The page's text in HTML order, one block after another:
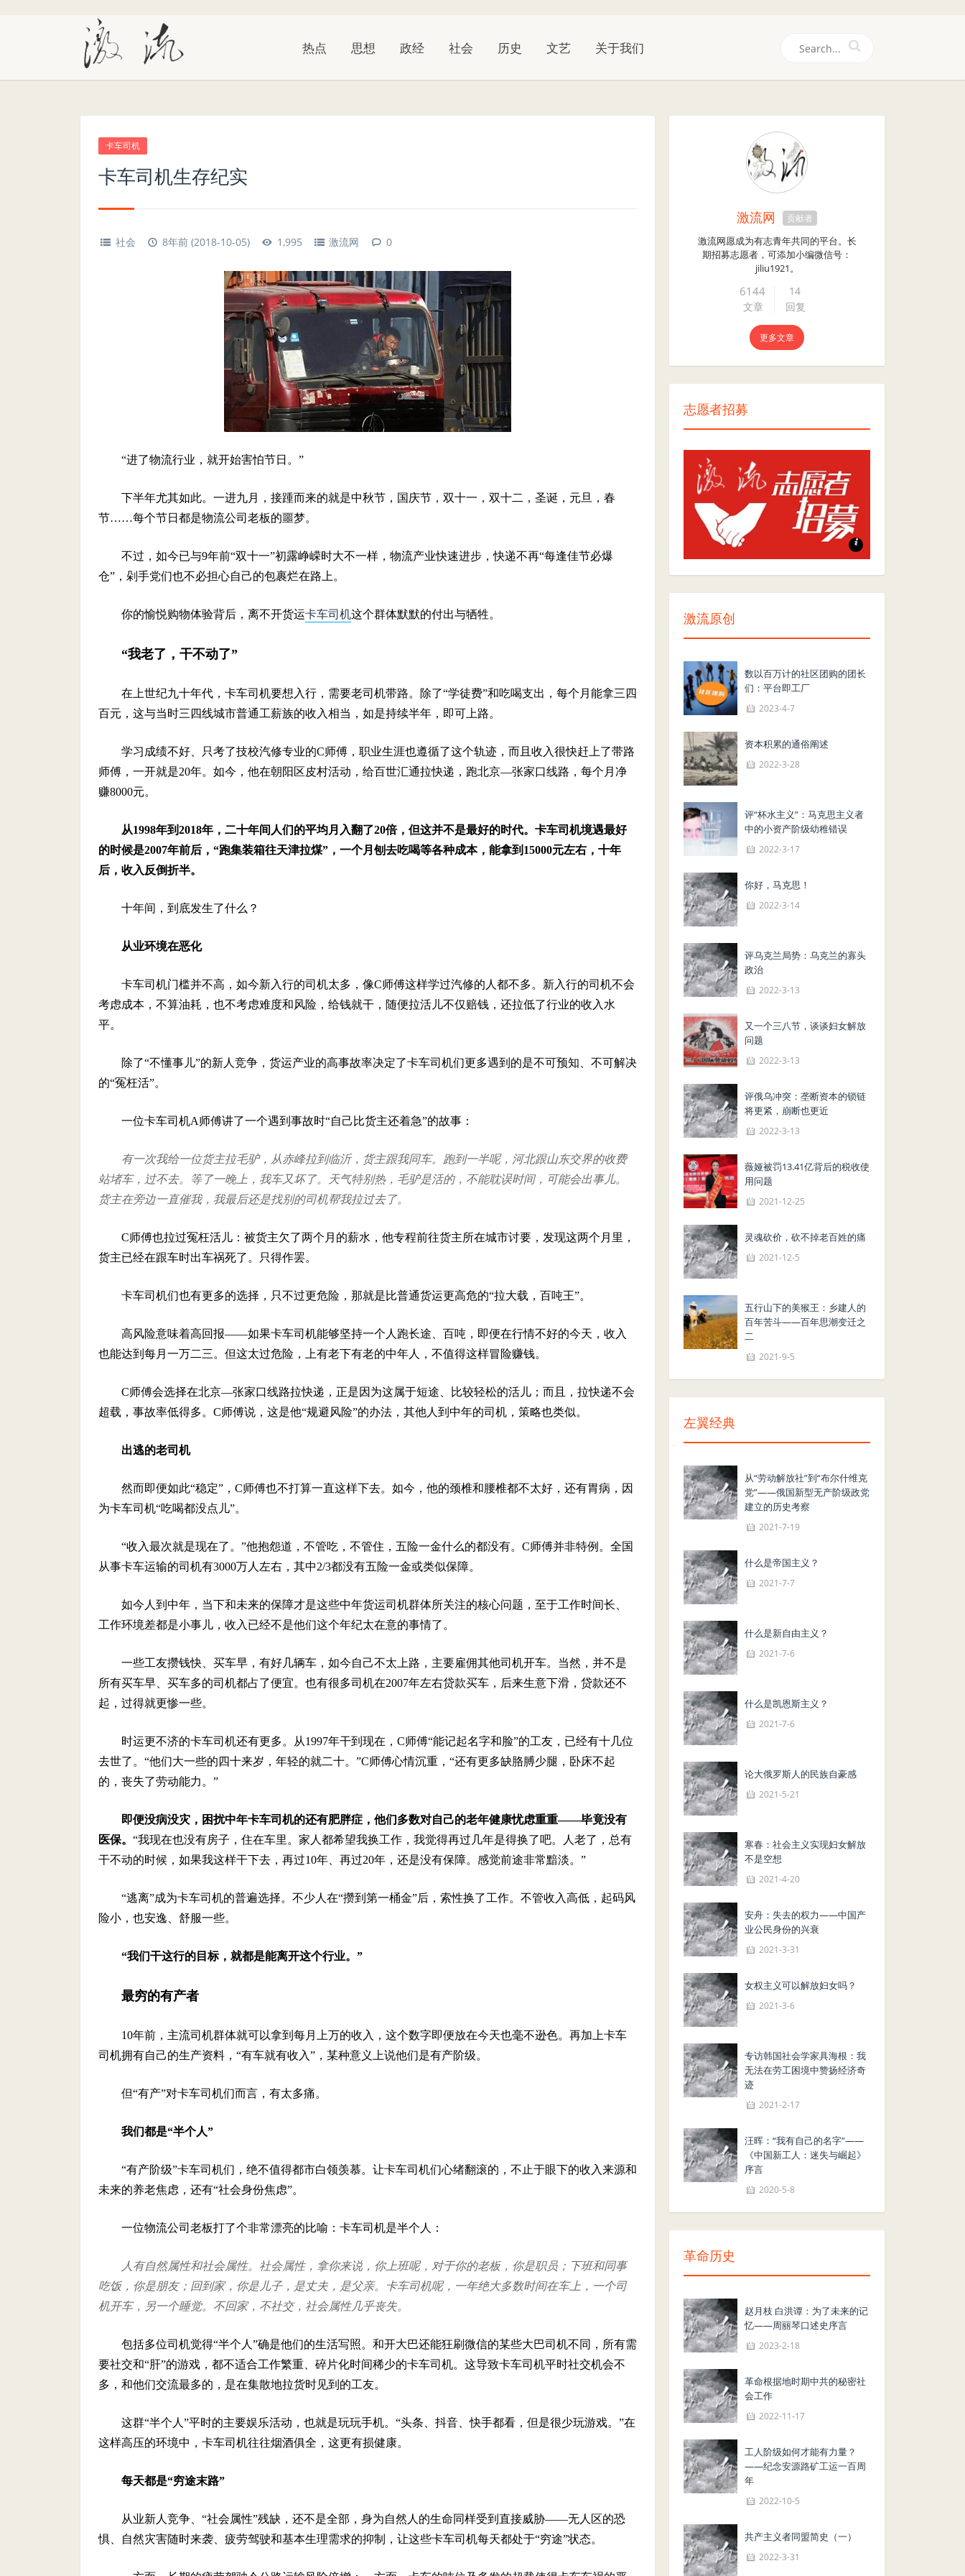
热点 思想 政经 社会 历史 文艺 关于我们
卡车司机
卡车司机生存纪实
社会 8年前 (2018-10-05) 1,995 激流网 0
“进了物流行业，就开始害怕节日。”
下半年尤其如此。一进九月，接踵而来的就是中秋节，国庆节，双十一，双十二，圣诞，元旦，春
节……每个节日都是物流公司老板的噩梦。
不过，如今已与9年前“双十一”初露峥嵘时大不一样，物流产业快速进步，快递不再“每逢佳节必爆
仓”，剁手党们也不必担心自己的包裹烂在路上。
你的愉悦购物体验背后，离不开货运卡车司机这个群体默默的付出与牺牲。
“我老了，干不动了”
在上世纪九十年代，卡车司机要想入行，需要老司机带路。除了“学徒费”和吃喝支出，每个月能拿三四
百元，这与当时三四线城市普通工薪族的收入相当，如是持续半年，即可上路。
学习成绩不好、只考了技校汽修专业的C师傅，职业生涯也遵循了这个轨迹，而且收入很快赶上了带路
师傅，一开就是20年。如今，他在朝阳区皮村活动，给百世汇通拉快递，跑北京—张家口线路，每个月净
赚8000元。
从1998年到2018年，二十年间人们的平均月入翻了20倍，但这并不是最好的时代。卡车司机境遇最好
的时候是2007年前后，“跑集装箱往天津拉煤”，一个月刨去吃喝等各种成本，能拿到15000元左右，十年
后，收入反倒折半。
十年间，到底发生了什么？
从业环境在恶化
卡车司机门槛并不高，如今新入行的司机太多，像C师傅这样学过汽修的人都不多。新入行的司机不会
考虑成本，不算油耗，也不考虑难度和风险，给钱就干，随便拉活儿不仅赔钱，还拉低了行业的收入水
平。
除了“不懂事儿”的新人竞争，货运产业的高事故率决定了卡车司机们更多遇到的是不可预知、不可解决
的“冤枉活”。
一位卡车司机A师傅讲了一个遇到事故时“自己比货主还着急”的故事：
有一次我给一位货主拉毛驴，从赤峰拉到临沂，货主跟我同车。跑到一半呢，河北跟山东交界的收费
站堵车，过不去。等了一晚上，我车又坏了。天气特别热，毛驴是活的，不能耽误时间，可能会出事儿。
货主在旁边一直催我，我最后还是找别的司机帮我拉过去了。
C师傅也拉过冤枉活儿：被货主欠了两个月的薪水，他专程前往货主所在城市讨要，发现这两个月里，
货主已经在跟车时出车祸死了。只得作罢。
卡车司机们也有更多的选择，只不过更危险，那就是比普通货运更高危的“拉大载，百吨王”。
高风险意味着高回报——如果卡车司机能够坚持一个人跑长途、百吨，即便在行情不好的今天，收入
也能达到每月一万二三。但这太过危险，上有老下有老的中年人，不值得这样冒险赚钱。
C师傅会选择在北京—张家口线路拉快递，正是因为这属于短途、比较轻松的活儿；而且，拉快递不会
超载，事故率低得多。C师傅说，这是他“规避风险”的办法，其他人到中年的司机，策略也类似。
出逃的老司机
然而即便如此“稳定”，C师傅也不打算一直这样下去。如今，他的颈椎和腰椎都不太好，还有胃病，因
为卡车司机“吃喝都没点儿”。
“收入最次就是现在了。”他抱怨道，不管吃，不管住，五险一金什么的都没有。C师傅并非特例。全国
从事卡车运输的司机有3000万人左右，其中2/3都没有五险一金或类似保障。
如今人到中年，当下和未来的保障才是这些中年货运司机群体所关注的核心问题，至于工作时间长、
工作环境差都是小事儿，收入已经不是他们这个年纪太在意的事情了。
一些工友攒钱快、买车早，有好几辆车，如今自己不太上路，主要雇佣其他司机开车。当然，并不是
所有买车早、买车多的司机都占了便宜。也有很多司机在2007年左右贷款买车，后来生意下滑，贷款还不
起，过得就更惨一些。
时运更不济的卡车司机还有更多。从1997年干到现在，C师傅“能记起名字和脸”的工友，已经有十几位
去世了。“他们大一些的四十来岁，年轻的就二十。”C师傅心情沉重，“还有更多缺胳膊少腿，卧床不起
的，丧失了劳动能力。”
即便没病没灾，困扰中年卡车司机的还有肥胖症，他们多数对自己的老年健康忧虑重重——毕竟没有
医保。 “我现在也没有房子，住在车里。家人都希望我换工作，我觉得再过几年是得换了吧。人老了，总有
干不动的时候，如果我这样干下去，再过10年、再过20年，还是没有保障。感觉前途非常黯淡。”
“逃离”成为卡车司机的普遍选择。不少人在“攒到第一桶金”后，索性换了工作。不管收入高低，起码风
险小，也安逸、舒服一些。
“我们干这行的目标，就都是能离开这个行业。”
最穷的有产者
10年前，主流司机群体就可以拿到每月上万的收入，这个数字即便放在今天也毫不逊色。再加上卡车
司机拥有自己的生产资料，“有车就有收入”，某种意义上说他们是有产阶级。
但“有产”对卡车司机们而言，有太多痛。
我们都是“半个人”
“有产阶级”卡车司机们，绝不值得都市白领羡慕。让卡车司机们心绪翻滚的，不止于眼下的收入来源和
未来的养老焦虑，还有“社会身份焦虑”。
一位物流公司老板打了个非常漂亮的比喻：卡车司机是半个人：
人有自然属性和社会属性。社会属性，拿你来说，你上班呢，对于你的老板，你是职员；下班和同事
吃饭，你是朋友；回到家，你是儿子，是丈夫，是父亲。卡车司机呢，一年绝大多数时间在车上，一个司
机开车，另一个睡觉。不回家，不社交，社会属性几乎丧失。
包括多位司机觉得“半个人”确是他们的生活写照。和开大巴还能狂刷微信的某些大巴司机不同，所有需
要社交和“肝”的游戏，都不适合工作繁重、碎片化时间稀少的卡车司机。这导致卡车司机平时社交机会不
多，和他们交流最多的，是在集散地拉货时见到的工友。
这群“半个人”平时的主要娱乐活动，也就是玩玩手机。“头条、抖音、快手都看，但是很少玩游戏。”在
这样高压的环境中，卡车司机往往烟酒俱全，这更有损健康。
每天都是“穷途末路”
从业新人竞争、“社会属性”残缺，还不是全部，身为自然人的生命同样受到直接威胁——无人区的恐
惧、自然灾害随时来袭、疲劳驾驶和基本生理需求的抑制，让这些卡车司机每天都处于“穷途”状态。
激流网 贡献者
激流网愿成为有志青年共同的平台。长
期招募志愿者，可添加小编微信号：
jiliu1921。
6144
文章
14
回复
更多文章
志愿者招募
志愿者招募
激流原创
数以百万计的社区团购的团长
们：平台即工厂
2023-4-7
资本积累的通俗阐述
2022-3-28
评“杯水主义”：马克思主义者
中的小资产阶级幼稚错误
2022-3-17
你好，马克思！
2022-3-14
评乌克兰局势：乌克兰的寡头
政治
2022-3-13
又一个三八节，谈谈妇女解放
问题
2022-3-13
评俄乌冲突：垄断资本的锁链
将更紧，崩断也更近
2022-3-13
薇娅被罚13.41亿背后的税收使
用问题
2021-12-25
灵魂砍价，砍不掉老百姓的痛
2021-12-5
五行山下的美猴王：乡建人的
百年苦斗——百年思潮变迁之
二
2021-9-5
左翼经典
从“劳动解放社”到“布尔什维克
党”——俄国新型无产阶级政党
建立的历史考察
2021-7-19
什么是帝国主义？
2021-7-7
什么是新自由主义？
2021-7-6
什么是凯恩斯主义？
2021-7-6
论大俄罗斯人的民族自豪感
2021-5-21
寒春：社会主义实现妇女解放
不是空想
2021-4-20
安舟：失去的权力——中国产
业公民身份的兴衰
2021-3-31
女权主义可以解放妇女吗？
2021-3-6
专访韩国社会学家具海根：我
无法在劳工困境中赞扬经济奇
迹
2021-2-17
汪晖：“我有自己的名字”——
《中国新工人：迷失与崛起》
序言
2020-5-8
革命历史
赵月枝 白洪谭：为了未来的记
忆——周丽琴口述史序言
2023-2-18
革命根据地时期中共的秘密社
会工作
2022-11-17
工人阶级如何才能有力量？
——纪念安源路矿工运一百周
年
2022-10-5
共产主义者同盟简史（一）
2022-3-31